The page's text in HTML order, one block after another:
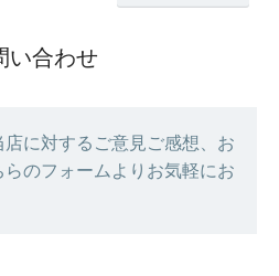
い合わせ
に対するご意見ご感想、お
のフォームよりお気軽にお